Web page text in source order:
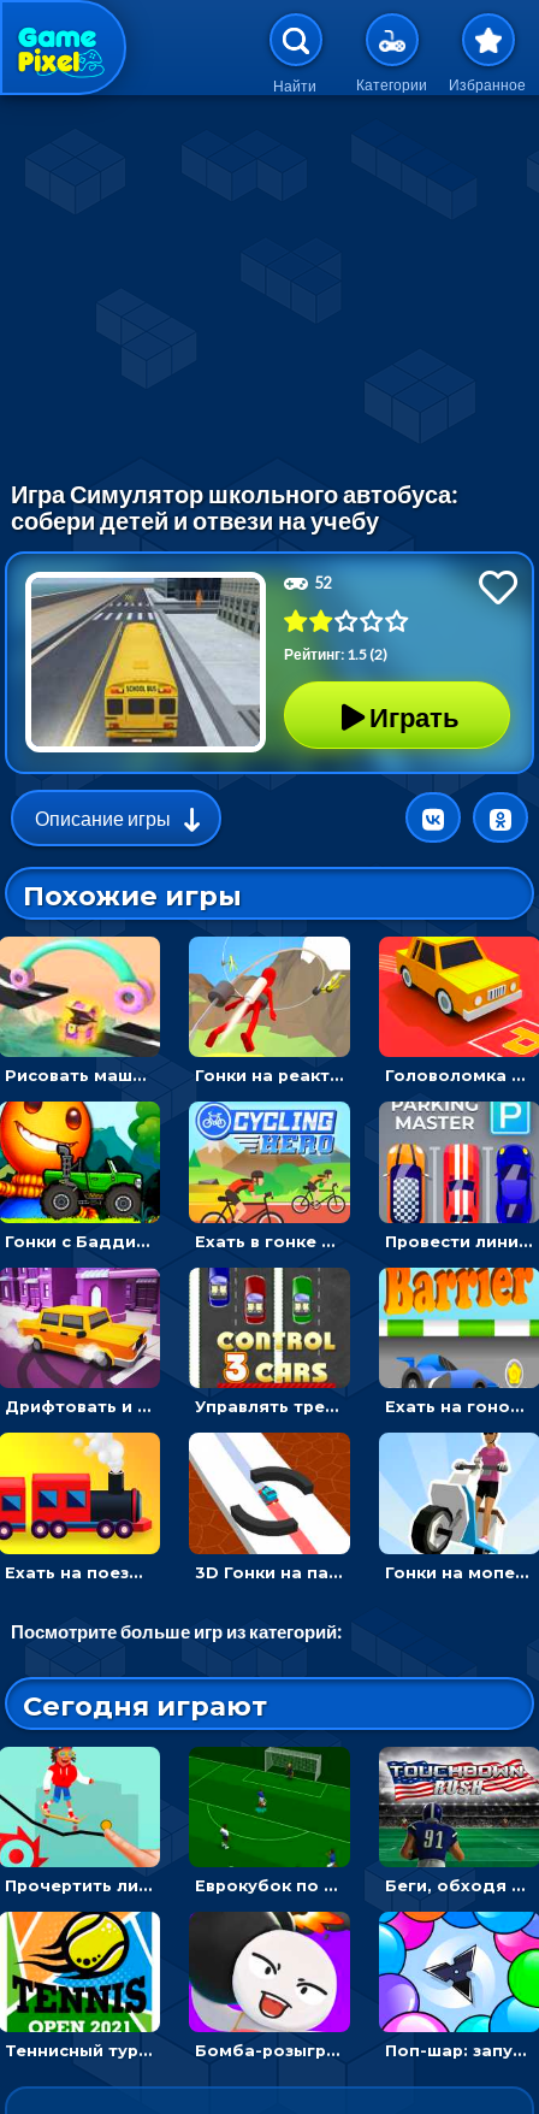
Перейти к основному
Найти Категории Избранное
Игра Симулятор школьного автобуса:
собери детей и отвези на учебу
52
Рейтинг: 1.5 (2)
Играть
Описание игры
Похожие игры
Рисовать машину и выигрывать гонку - для мальчиков Гонки на реактивном ранце: избегать преград, чтобы лететь к финишу Головоломка Парк-стоянка: рисовать линии, чтобы парковать машины
Гонки с Бадди: ехать на джипе и собирать монеты Ехать в гонке на велосипедах через трамплины к финишу на скорость - спортивные Провести линию, чтобы припарковать машину на место и собрать монеты - гонки
Дрифтовать и парковаться на городской трассе - гонки Управлять тремя машинками в разных рядах на трассе - гонки Ехать на гоночной машине, чтобы обходить преграды и собирать звезды - для мальчиков
Ехать на поезде, через препятствия и собирать пассажиров - для мальчиков 3D Гонки на паровозике: ехать по линии или обходить преграды Гонки на мопеде с курьером: менять полосы движения, чтобы собирать деньги
Посмотрите больше игр из категорий:
Сегодня играют
Прочертить линию, чтобы проехать на скейте, через преграды к финишу - для мальчиков Еврокубок по футболу 2021 в 3D: пасуй мяч и бей по воротам соперника Беги, обходя соперников и собирай бонусы - американский футбол
Теннисный турнир: подавать или отбивать шарик ракеткой Бомба-розыгрыш: передавай и беги – 3D гиперказуалка Поп-шар: запускать колючку, чтобы лопать воздушные шарики